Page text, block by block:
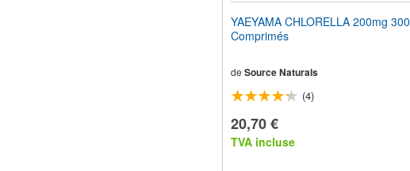
YAEYAMA CHLORELLA 200mg 300
Comprimés
de Source Naturals
(4)
20,70 €
TVA incluse